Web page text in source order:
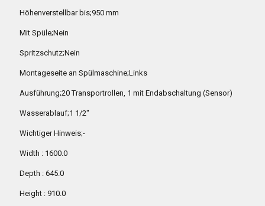
Höhenverstellbar bis;950 mm
Mit Spüle;Nein
Spritzschutz;Nein
Montageseite an Spülmaschine;Links
Ausführung;20 Transportrollen, 1 mit Endabschaltung (Sensor)
Wasserablauf;1 1/2″
Wichtiger Hinweis;-
Width : 1600.0
Depth : 645.0
Height : 910.0